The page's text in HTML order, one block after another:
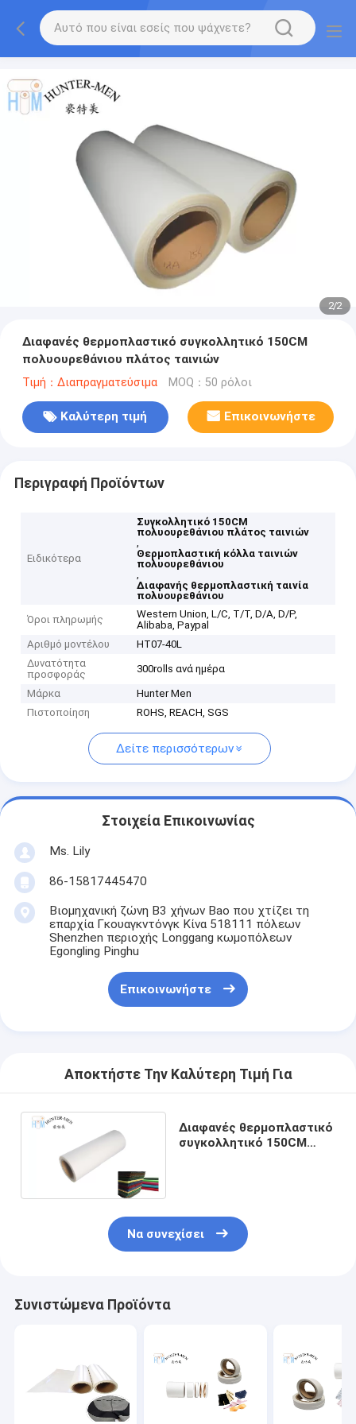
2/2
Διαφανές θερμοπλαστικό συγκολλητικό 150CM
πολυουρεθάνιου πλάτος ταινιών
Τιμή：Διαπραγματεύσιμα MOQ：50 ρόλοι
Καλύτερη τιμή Επικοινωνήστε
Περιγραφή Προϊόντων
Ειδικότερα
Συγκολλητικό 150CM
πολυουρεθάνιου πλάτος ταινιών
,
Θερμοπλαστική κόλλα ταινιών
πολυουρεθάνιου
,
Διαφανής θερμοπλαστική ταινία
πολυουρεθάνιου
Όροι πληρωμής
Western Union, L/C, T/T, D/A, D/P,
Alibaba, Paypal
Αριθμό μοντέλου
HT07-40L
Δυνατότητα
προσφοράς
300rolls ανά ημέρα
Μάρκα
Hunter Men
Πιστοποίηση
ROHS, REACH, SGS
Δείτε περισσότερων
Στοιχεία Επικοινωνίας
Ms. Lily
86-15817445470
Βιομηχανική ζώνη B3 χήνων Bao που χτίζει τη
επαρχία Γκουαγκντόνγκ Κίνα 518111 πόλεων
Shenzhen περιοχής Longgang κωμοπόλεων
Egongling Pinghu
Επικοινωνήστε
Αποκτήστε Την Καλύτερη Τιμή Για
Διαφανές θερμοπλαστικό
συγκολλητικό 150CM
Να συνεχίσει
Συνιστώμενα Προϊόντα